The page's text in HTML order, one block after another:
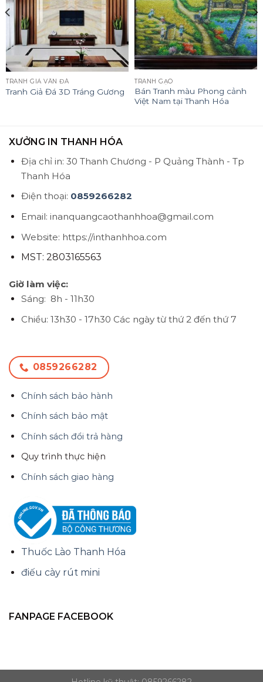
TRANH GIẢ VÂN ĐÁ
Tranh Giả Đá 3D Tráng Gương
TRANH GẠO
Bán Tranh màu Phong cảnh
Việt Nam tại Thanh Hóa
XƯỞNG IN THANH HÓA
Địa chỉ in: 30 Thanh Chương - P Quảng Thành - Tp
Thanh Hóa
Điện thoại: 0859266282
Email: inanquangcaothanhhoa@gmail.com
Website: https://inthanhhoa.com
MST: 2803165563
Giờ làm việc:
Sáng: 8h - 11h30
Chiều: 13h30 - 17h30 Các ngày từ thứ 2 đến thứ 7
0859266282
Chính sách bảo hành
Chính sách bảo mật
Chính sách đổi trả hàng
Quy trình thực hiện
Chính sách giao hàng
Thuốc Lào Thanh Hóa
điếu cày rút mini
FANPAGE FACEBOOK